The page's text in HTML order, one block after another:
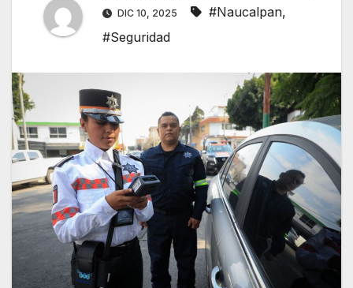
DIC 10, 2025 #Naucalpan,
#Seguridad